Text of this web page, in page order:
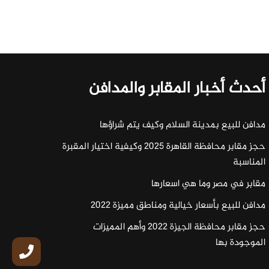
أحدث أخبار المقابر والمدافن
مدافن للبيع بمدينة السلام وكيف يتم شراؤها
حجز مقابر محافظة القاهرة 2025 وكيفية اختيار المقبرة
المناسبة
مقابر في مصر وما هي اسعارها
مدافن للبيع بأسعار خيالية ومناطق مميزة 2022
حجز مقابر محافظة الجيزة 2022 وأهم المميزات
الموجودة بها